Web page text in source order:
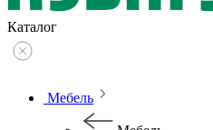
Каталог
Мебель